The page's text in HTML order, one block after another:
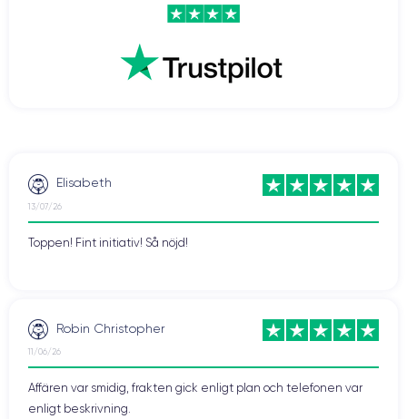
Elisabeth
13/07/26
Toppen! Fint initiativ! Så nöjd!
Robin Christopher
11/06/26
Affären var smidig, frakten gick enligt plan och telefonen var
enligt beskrivning.